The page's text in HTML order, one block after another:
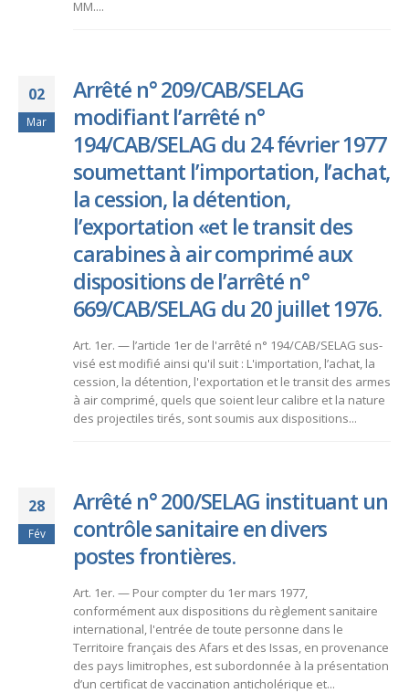
MM....
02
Mar
Arrêté n° 209/CAB/SELAG
modifiant l’arrêté n°
194/CAB/SELAG du 24 février 1977
soumettant l’importation, l’achat,
la cession, la détention,
l’exportation «et le transit des
carabines à air comprimé aux
dispositions de l’arrêté n°
669/CAB/SELAG du 20 juillet 1976.
Art. 1er. — l’article 1er de l'arrêté n° 194/CAB/SELAG sus-
visé est modifié ainsi qu'il suit : L'importation, l’achat, la
cession, la détention, l'exportation et le transit des armes
à air comprimé, quels que soient leur calibre et la nature
des projectiles tirés, sont soumis aux dispositions...
28
Fév
Arrêté n° 200/SELAG instituant un
contrôle sanitaire en divers
postes frontières.
Art. 1er. — Pour compter du 1er mars 1977,
conformément aux dispositions du règlement sanitaire
international, l'entrée de toute personne dans le
Territoire français des Afars et des Issas, en provenance
des pays limitrophes, est subordonnée à la présentation
d’un certificat de vaccination anticholérique et...